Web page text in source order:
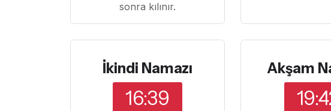
sonra kılınır.
İkindi Namazı
16:39
Akşam